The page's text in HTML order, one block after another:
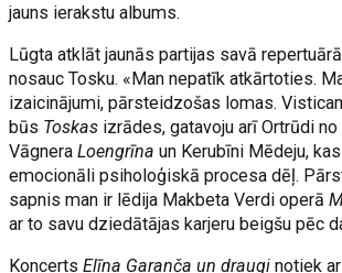
jauns ierakstu albums.
Lūgta atklāt jaunās partijas savā
nosauc Tosku. «Man nepatīk atkārtoties.
izaicinājumi, pārsteidzošas lomas.
būs Toskas izrādes, gatavoju arī Ortrūdi no
VāgneraLoengrīnaun Kerubīni Mēdeju,
emocionāli psiholoģiskā procesa dēļ.
sapnis man ir lēdija Makbeta Verdi operā
ar to savu dziedātājas karjeru beigšu pēc
KoncertsElīna Garanča un draugi notiek